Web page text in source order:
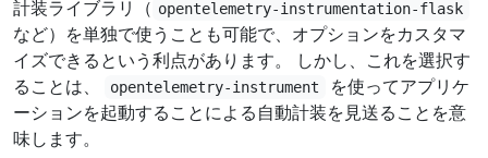
計装ライブラリ（ opentelemetry-instrumentation-flask
など）を単独で使うことも可能で、オプションをカスタマ
イズできるという利点があります。 しかし、これを選択す
ることは、
opentelemetry-instrument
を使ってアプリケ
ーションを起動することによる自動計装を見送ることを意
味します。